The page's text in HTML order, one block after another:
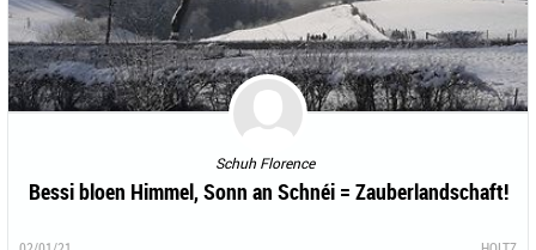
Schuh Florence
Bessi bloen Himmel, Sonn an Schnéi = Zauberlandschaft!